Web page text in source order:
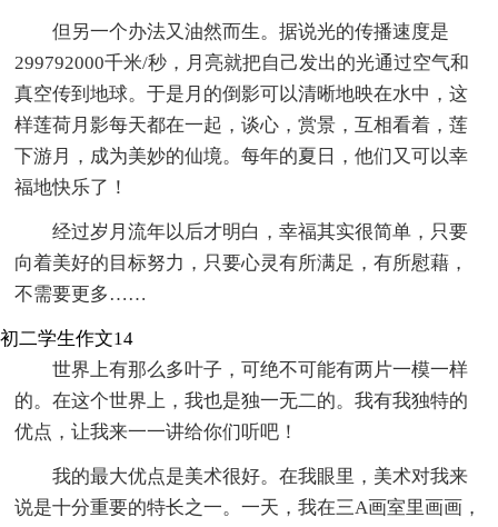
但另一个办法又油然而生。据说光的传播速度是
299792000千米/秒，月亮就把自己发出的光通过空气和
真空传到地球。于是月的倒影可以清晰地映在水中，这
样莲荷月影每天都在一起，谈心，赏景，互相看着，莲
下游月，成为美妙的仙境。每年的夏日，他们又可以幸
福地快乐了！
经过岁月流年以后才明白，幸福其实很简单，只要
向着美好的目标努力，只要心灵有所满足，有所慰藉，
不需要更多……
初二学生作文14
世界上有那么多叶子，可绝不可能有两片一模一样
的。在这个世界上，我也是独一无二的。我有我独特的
优点，让我来一一讲给你们听吧！
我的最大优点是美术很好。在我眼里，美术对我来
说是十分重要的特长之一。一天，我在三A画室里画画，